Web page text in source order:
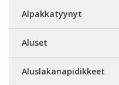
Alpakkatyynyt
Aluset
Aluslakanapidikkeet